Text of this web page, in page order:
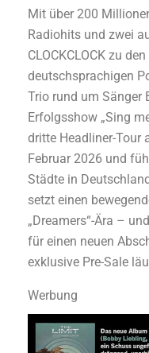
Mit über 200
Radiohits und zwei
CLOCKCLOCK zu
deutschsprachigen
Trio rund um Sänger
Erfolgsshow „Sing
dritte Headliner-Tour
Februar 2026 und
Städte in
setzt einen
„Dreamers“-Ära –
für einen neuen
exklusive Pre-Sale
Werbung